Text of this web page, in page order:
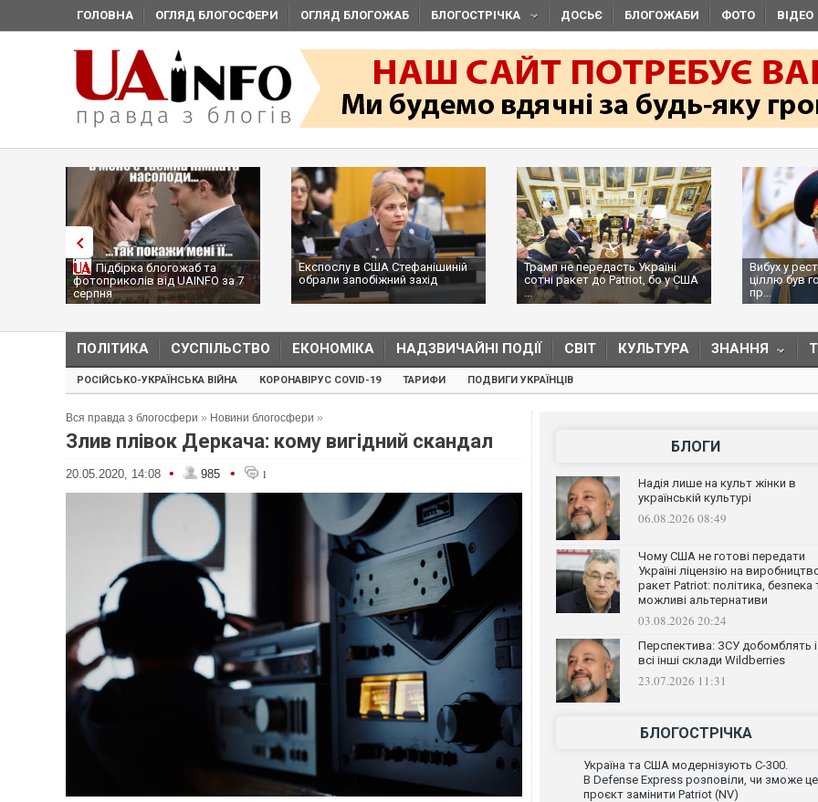
ГОЛОВНА ОГЛЯД БЛОГОСФЕРИ ОГЛЯД БЛОГОЖАБ БЛОГОСТРІЧКА ДОСЬЄ БЛОГОЖАБИ ФОТО ВІДЕО
Підбірка блогожаб та
фотоприколів від UAINFO за 7
серпня
Експослу в США Стефанішиній
обрали запобіжний захід
Трамп не передасть Україні
сотні ракет до Patriot, бо у США
...
Вибух у
ціллю був
пр...
ПОЛІТИКА СУСПІЛЬСТВО ЕКОНОМІКА НАДЗВИЧАЙНІ ПОДІЇ СВІТ КУЛЬТУРА ЗНАННЯ
РОСІЙСЬКО-УКРАЇНСЬКА ВІЙНА КОРОНАВІРУС COVID-19 ТАРИФИ ПОДВИГИ УКРАЇНЦІВ
Вся правда з блогосфери » Новини блогосфери »
Злив плівок Деркача: кому вигідний скандал
20.05.2020, 14:08 • 985 • 1
БЛОГИ
Надія лише на культ жінки в
українській культурі
06.08.2026 08:49
Чому США не готові передати
Україні ліцензію на
ракет Patriot: політика, безпека
можливі альтернативи
03.08.2026 20:24
Перспектива: ЗСУ добомблять і
всі інші склади Wildberries
23.07.2026 11:31
БЛОГОСТРІЧКА
Україна та США модернізують С-300.
В Defense Express розповіли, чи зможе
проєкт замінити Patriot (NV)